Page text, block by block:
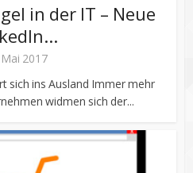
in der IT – Neue
2017
sich ins Ausland Immer mehr
widmen sich der...